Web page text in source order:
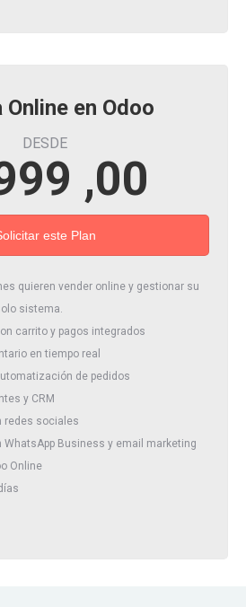
Online en Odoo
DESDE
,00
este Plan
quieren vender online y gestionar su
sistema.​
carrito y pagos integrados
en tiempo real
de pedidos
y CRM
redes sociales
WhatsApp Business y email marketing
Online